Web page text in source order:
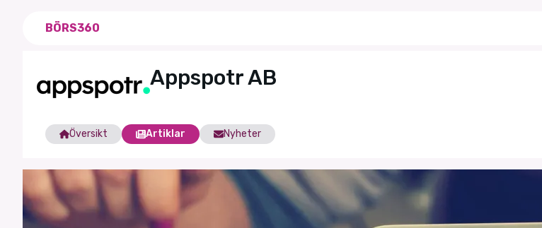
BÖRS360
Appspotr AB
Översikt Artiklar Nyheter